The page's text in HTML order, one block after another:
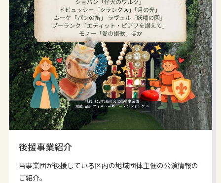
後援事業紹介
当事業団が後援している区内の地域団体主催の公演情報の
ご紹介。